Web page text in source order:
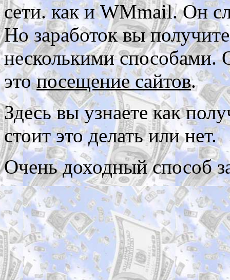
сети. как и WMmail. Он
Но заработок вы
несколькими способами.
этопосещение сайтов.
Здесь вы узнаете как
стоит это делать или нет.
Очень доходный способ